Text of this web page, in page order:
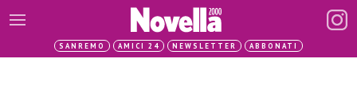
SANREMO AMICI 24 NEWSLETTER ABBONATI